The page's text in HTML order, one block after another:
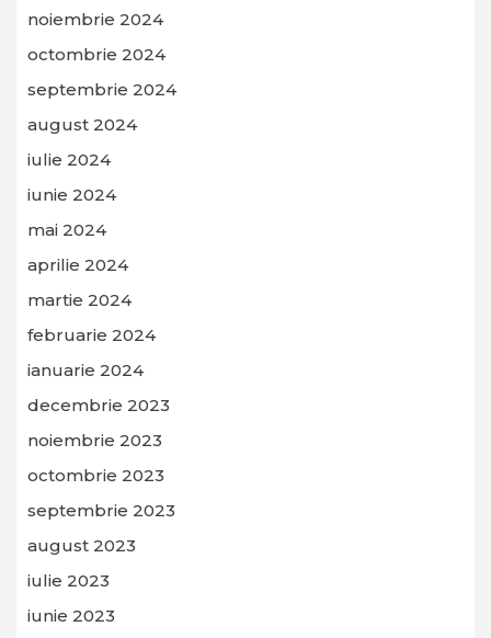
noiembrie 2024
octombrie 2024
septembrie 2024
august 2024
iulie 2024
iunie 2024
mai 2024
aprilie 2024
martie 2024
februarie 2024
ianuarie 2024
decembrie 2023
noiembrie 2023
octombrie 2023
septembrie 2023
august 2023
iulie 2023
iunie 2023